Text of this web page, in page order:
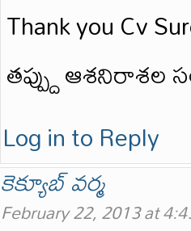
Thank you Cv
తప్ప్దు ఆశనిరాశల
Log in to Reply
కెక్యూబ్ వర్మ
February 22, 2013 at